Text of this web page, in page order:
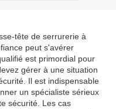
tête de serrurerie à
peut s'avérer
est primordial pour
gérer à une situation
Il est indispensable
un spécialiste sérieux
sécurité. Les cas